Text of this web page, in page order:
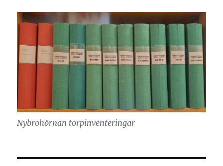
Nybrohörnan torpinventeringar